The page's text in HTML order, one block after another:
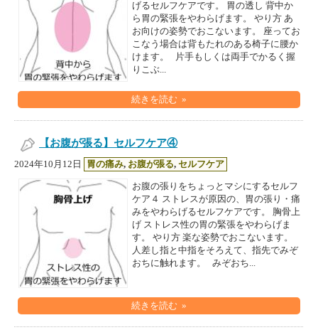
げるセルフケアです。 胃の透し 背中か
ら胃の緊張をやわらげます。 やり方 あ
お向けの姿勢でおこないます。 座ってお
こなう場合は背もたれのある椅子に腰か
けます。 片手もしくは両手でかるく握
りこぶ...
続きを読む »
【お腹が張る】セルフケア④
2024年10月12日 胃の痛み, お腹が張る, セルフケア
お腹の張りをちょっとマシにするセルフ
ケア４ ストレスが原因の、胃の張り・痛
みをやわらげるセルフケアです。 胸骨上
げ ストレス性の胃の緊張をやわらげま
す。 やり方 楽な姿勢でおこないます。
人差し指と中指をそろえて、指先でみぞ
おちに触れます。 みぞおち...
続きを読む »